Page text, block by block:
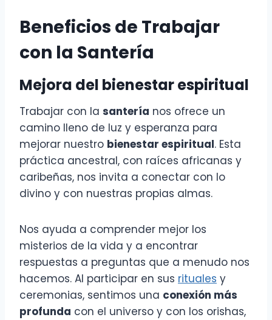
Beneficios de Trabajar
con la Santería
Mejora del bienestar espiritual
Trabajar con la santería nos ofrece un
camino lleno de luz y esperanza para
mejorar nuestro bienestar espiritual. Esta
práctica ancestral, con raíces africanas y
caribeñas, nos invita a conectar con lo
divino y con nuestras propias almas.
Nos ayuda a comprender mejor los
misterios de la vida y a encontrar
respuestas a preguntas que a menudo nos
hacemos. Al participar en sus rituales y
ceremonias, sentimos una conexión más
profunda con el universo y con los orishas,